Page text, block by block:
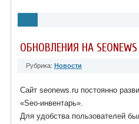
ОБНОВЛЕНИЯ НА SEONEWS
Рубрика: Новости
Сайт seonews.ru постоянно
«Seo-инвентарь».
Для удобства пользователей